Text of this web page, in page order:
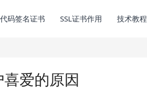
代码签名证书 SSL证书作用 技术教程
爱的原因